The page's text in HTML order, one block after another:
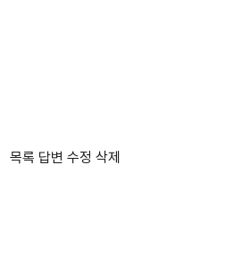
목록 답변 수정 삭제